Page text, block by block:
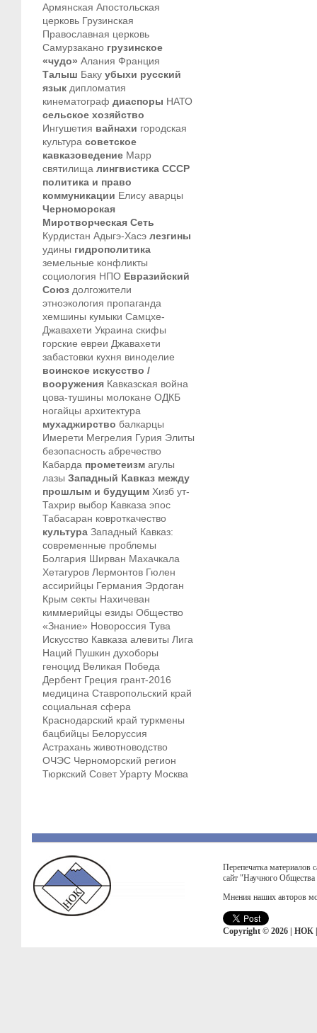
Армянская Апостольская
церковь Грузинская
Православная церковь
Самурзакано грузинское
«чудо» Алания Франция
Талыш Баку убыхи русский
язык дипломатия
кинематограф диаспоры НАТО
сельское хозяйство
Ингушетия вайнахи городская
культура советское
кавказоведение Марр
святилища лингвистика СССР
политика и право
коммуникации Елису аварцы
Черноморская
Миротворческая Сеть
Курдистан Адыгэ-Хасэ лезгины
удины гидрополитика
земельные конфликты
социология НПО Евразийский
Союз долгожители
этноэкология пропаганда
хемшины кумыки Самцхе-
Джавахети Украина скифы
горские евреи Джавахети
забастовки кухня виноделие
воинское искусство /
вооружения Кавказская война
цова-тушины молокане ОДКБ
ногайцы архитектура
мухаджирство балкарцы
Имерети Мегрелия Гурия Элиты
безопасность абречество
Кабарда прометеизм агулы
лазы Западный Кавказ между
прошлым и будущим Хизб ут-
Тахрир выбор Кавказа эпос
Табасаран ковроткачество
культура Западный Кавказ:
современные проблемы
Болгария Ширван Махачкала
Хетагуров Лермонтов Гюлен
ассирийцы Германия Эрдоган
Крым секты Нахичеван
киммерийцы езиды Общество
«Знание» Новороссия Тува
Искусство Кавказа алевиты Лига
Наций Пушкин духоборы
геноцид Великая Победа
Дербент Греция грант-2016
медицина Ставропольский край
социальная сфера
Краснодарский край туркмены
бацбийцы Белоруссия
Астрахань животноводство
ОЧЭС Черноморский регион
Тюркский Совет Урарту Москва
Перепечатка материалов
сайт "Научного
Мнения наших авторов
Copyright © 2026 | НОК